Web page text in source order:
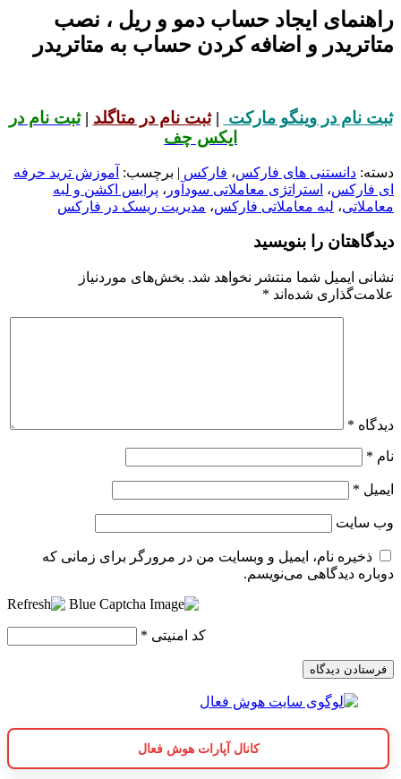
راهنمای ایجاد حساب دمو و ریل ، نصب
متاتریدر و اضافه کردن حساب به متاتریدر
ثبت نام در وینگو مارکت |ثبت نام در متاگلد |ثبت نام در
ایکس چف
دسته: دانستنی های فارکس، فارکس | برچسب: آموزش ترید حرفه
ای فارکس، استراتژی معاملاتی سودآور ، پرایس اکشن و لبه
معاملاتی، لبه معاملاتی فارکس، مدیریت ریسک در فارکس
دیدگاهتان را بنویسید
نشانی ایمیل شما منتشر نخواهد شد. بخش‌های موردنیاز
علامت‌گذاری شده‌اند *
دیدگاه *
نام *
ایمیل *
وب‌ سایت
ذخیره نام، ایمیل و وبسایت من در مرورگر برای زمانی که
دوباره دیدگاهی می‌نویسم.
کد امنیتی *
کانال آپارات هوش فعال